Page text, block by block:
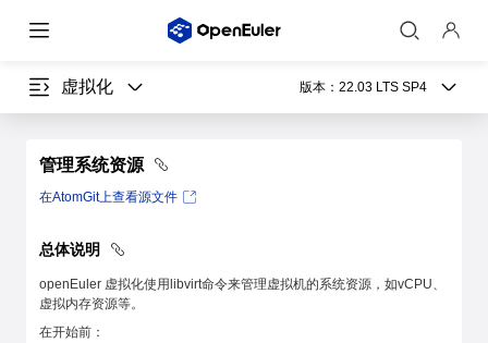
虚拟化 版本： 22.03 LTS SP4
管理系统资源
在AtomGit上查看源文件
总体说明
openEuler 虚拟化使用libvirt命令来管理虚拟机的系统资源，如vCPU、
虚拟内存资源等。
在开始前：